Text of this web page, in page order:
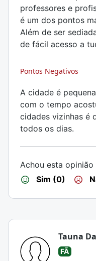
professores e
é um dos pontos
Além de ser
de fácil acesso a
Pontos Negativos
A cidade é
com o tempo
cidades vizinhas é
todos os dias.
Achou esta opinião
Sim (0)
Tauna
FÃ